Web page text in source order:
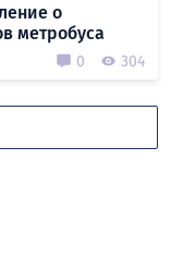
о
метробуса
0 304